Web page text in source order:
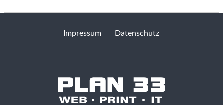
Impressum Datenschutz